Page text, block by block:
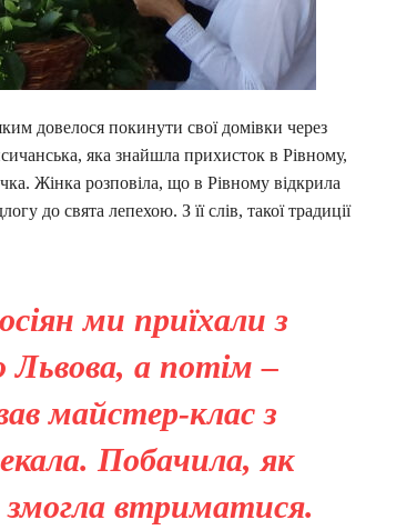
довелося покинути свої домівки через
яка знайшла прихисток в Рівному,
Жінка розповіла, що в Рівному відкрила
до свята лепехою. З її слів, такої традиції
ми приїхали з
а потім –
майстер-клас з
Побачила, як
втриматися.